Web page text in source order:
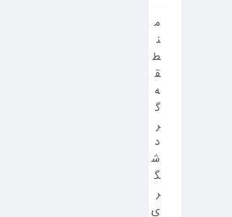
م
ن
ط
ق
ه
گ
ر
د
ش
گ
ر
ی